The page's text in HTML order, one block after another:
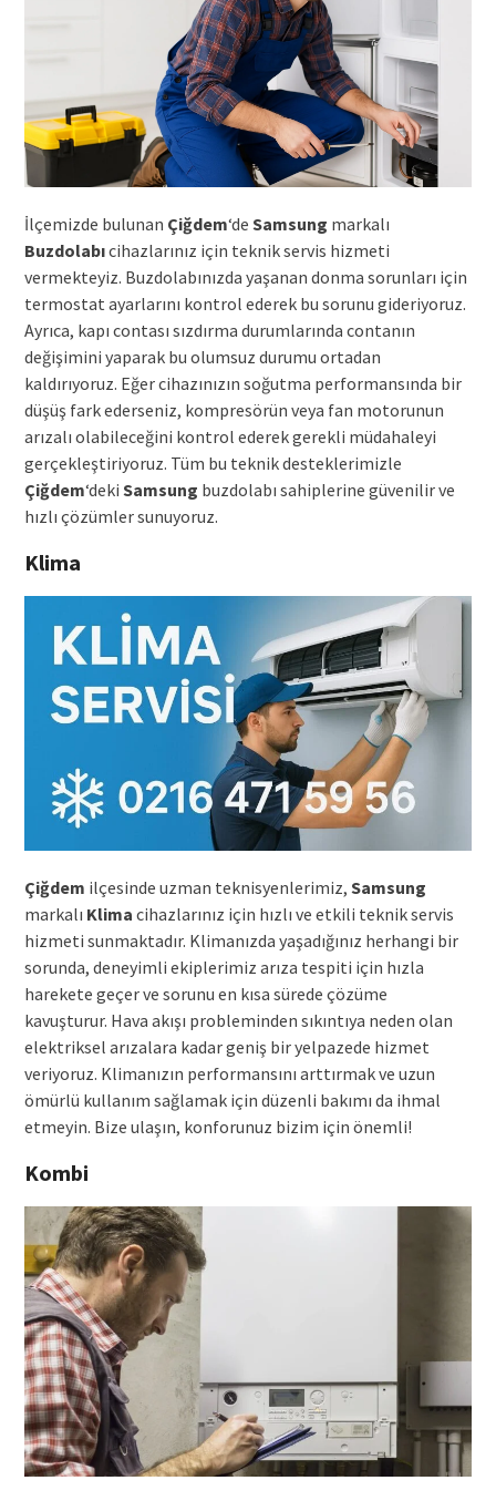
İlçemizde bulunan Çiğdem‘de Samsung markalı
Buzdolabıcihazlarınız için teknik servis hizmeti
vermekteyiz. Buzdolabınızda yaşanan donma sorunları için
termostat ayarlarını kontrol ederek bu sorunu gideriyoruz.
Ayrıca, kapı contası sızdırma durumlarında contanın
değişimini yaparak bu olumsuz durumu ortadan
kaldırıyoruz. Eğer cihazınızın soğutma performansında bir
düşüş fark ederseniz, kompresörün veya fan motorunun
arızalı olabileceğini kontrol ederek gerekli müdahaleyi
gerçekleştiriyoruz. Tüm bu teknik desteklerimizle
Çiğdem‘deki Samsung buzdolabı sahiplerine güvenilir ve
hızlı çözümler sunuyoruz.
Klima
Çiğdem ilçesinde uzman teknisyenlerimiz, Samsung
markalı Klima cihazlarınız için hızlı ve etkili teknik servis
hizmeti sunmaktadır. Klimanızda yaşadığınız herhangi bir
sorunda, deneyimli ekiplerimiz arıza tespiti için hızla
harekete geçer ve sorunu en kısa sürede çözüme
kavuşturur. Hava akışı probleminden sıkıntıya neden olan
elektriksel arızalara kadar geniş bir yelpazede hizmet
veriyoruz. Klimanızın performansını arttırmak ve uzun
ömürlü kullanım sağlamak için düzenli bakımı da ihmal
etmeyin. Bize ulaşın, konforunuz bizim için önemli!
Kombi